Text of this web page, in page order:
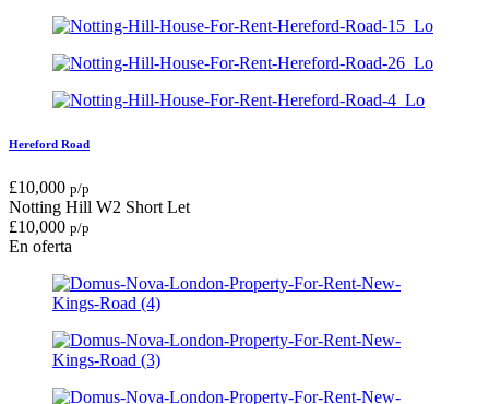
Hereford Road
£10,000 p/p
Notting Hill W2 Short Let
£10,000 p/p
En oferta